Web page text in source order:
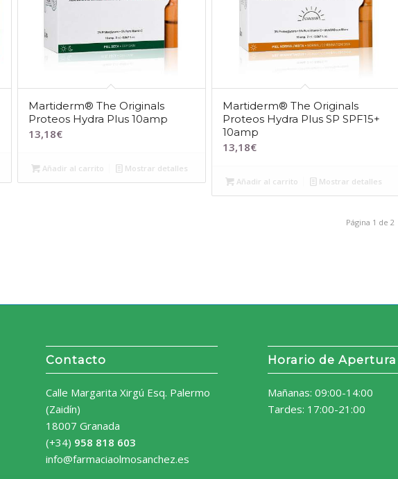
Martiderm® The Originals
Proteos Hydra Plus 10amp
13,18€
Añadir al carrito Mostrar detalles
Martiderm® The Originals
Proteos Hydra Plus SP SPF15+
10amp
13,18€
Añadir al carrito Mostrar detalles
Página 1 de 2
Contacto
Calle Margarita Xirgú Esq. Palermo
(Zaidín)
18007 Granada
(+34) 958 818 603
info@farmaciaolmosanchez.es
Horario de Apertura
Mañanas: 09:00-14:00
Tardes: 17:00-21:00